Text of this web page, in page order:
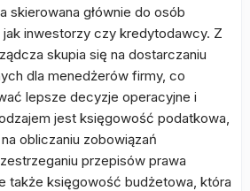
skierowana głównie do osób
inwestorzy czy kredytodawcy. Z
skupia się na dostarczaniu
dla menedżerów firmy, co
lepsze decyzje operacyjne i
jest księgowość podatkowa,
obliczaniu zobowiązań
przepisów prawa
także księgowość budżetowa, która